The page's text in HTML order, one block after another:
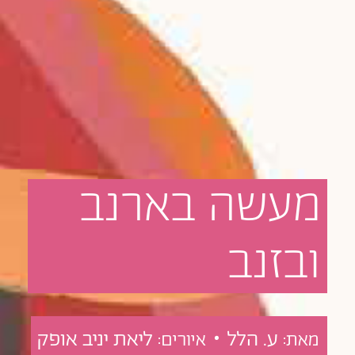
מעשה בארנב
ובזנב
מאת: ע. הלל • איורים: ליאת יניב אופק